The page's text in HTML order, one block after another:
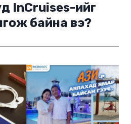
InCruises-ийг
байна вэ?